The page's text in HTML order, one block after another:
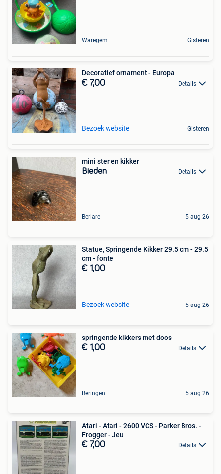
Waregem Gisteren
Decoratief ornament - Europa
€ 7,00 Details
Bezoek website Gisteren
mini stenen kikker
Bieden Details
Berlare 5 aug 26
Statue, Springende Kikker 29.5 cm - 29.5
cm - fonte
€ 1,00
Bezoek website 5 aug 26
springende kikkers met doos
€ 1,00 Details
Beringen 5 aug 26
Atari - Atari - 2600 VCS - Parker Bros. -
Frogger - Jeu
€ 7,00 Details